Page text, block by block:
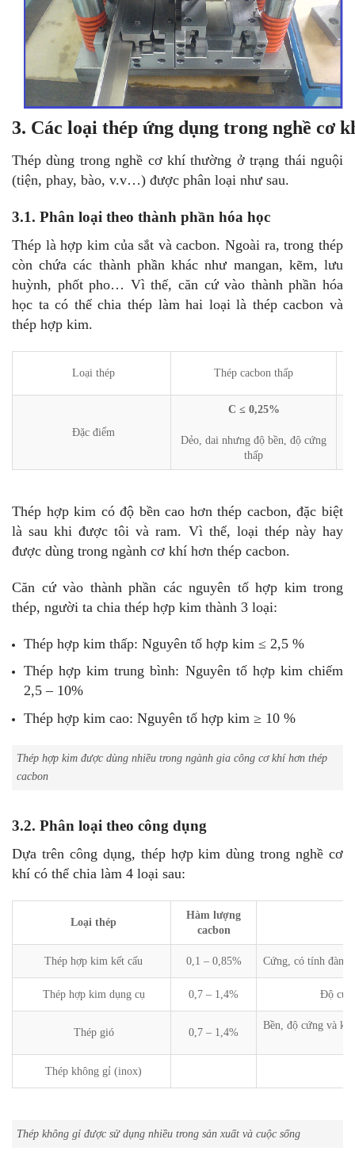
3. Các loại thép ứng dụng trong nghề cơ
Thép dùng trong nghề cơ khí thường ở trạng thái nguội
(tiện, phay, bào, v.v…) được phân loại như sau.
3.1. Phân loại theo thành phần hóa học
Thép là hợp kim của sắt và cacbon. Ngoài ra, trong thép
còn chứa các thành phần khác như mangan, kẽm, lưu
huỳnh, phốt pho… Vì thế, căn cứ vào thành phần hóa
học ta có thể chia thép làm hai loại là thép cacbon và
thép hợp kim.
Loại thép Thép cacbon thấp
Đặc điểm
C ≤ 0,25%
Dẻo, dai nhưng độ bền, độ cứng
thấp
Thép hợp kim có độ bền cao hơn thép cacbon, đặc biệt
là sau khi được tôi và ram. Vì thế, loại thép này hay
được dùng trong ngành cơ khí hơn thép cacbon.
Căn cứ vào thành phần các nguyên tố hợp kim trong
thép, người ta chia thép hợp kim thành 3 loại:
Thép hợp kim thấp: Nguyên tố hợp kim ≤ 2,5 %
Thép hợp kim trung bình: Nguyên tố hợp kim chiếm
2,5 – 10%
Thép hợp kim cao: Nguyên tố hợp kim ≥ 10 %
Thép hợp kim được dùng nhiều trong ngành gia công cơ khí hơn thép
cacbon
3.2. Phân loại theo công dụng
Dựa trên công dụng, thép hợp kim dùng trong nghề cơ
khí có thể chia làm 4 loại sau:
Loại thép
Hàm lượng
cacbon
Thép hợp kim kết cấu 0,1 – 0,85% Cứng, có tính đàn
Thép hợp kim dụng cụ 0,7 – 1,4% Độ
Thép gió 0,7 – 1,4%
Bền, độ cứng và
Thép không gỉ (inox)
Thép không gỉ được sử dụng nhiều trong sản xuất và cuộc sống